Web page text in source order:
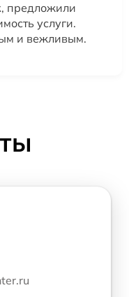
предложили
услуги.
и вежливым.